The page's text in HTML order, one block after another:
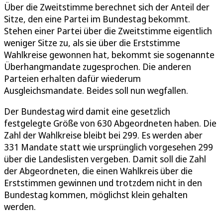
Über die Zweitstimme berechnet sich der Anteil der
Sitze, den eine Partei im Bundestag bekommt.
Stehen einer Partei über die Zweitstimme eigentlich
weniger Sitze zu, als sie über die Erststimme
Wahlkreise gewonnen hat, bekommt sie sogenannte
Überhangmandate zugesprochen. Die anderen
Parteien erhalten dafür wiederum
Ausgleichsmandate. Beides soll nun wegfallen.
Der Bundestag wird damit eine gesetzlich
festgelegte Größe von 630 Abgeordneten haben. Die
Zahl der Wahlkreise bleibt bei 299. Es werden aber
331 Mandate statt wie ursprünglich vorgesehen 299
über die Landeslisten vergeben. Damit soll die Zahl
der Abgeordneten, die einen Wahlkreis über die
Erststimmen gewinnen und trotzdem nicht in den
Bundestag kommen, möglichst klein gehalten
werden.